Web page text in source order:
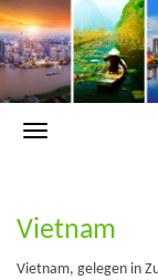
Vietnam
Vietnam, gelegen in